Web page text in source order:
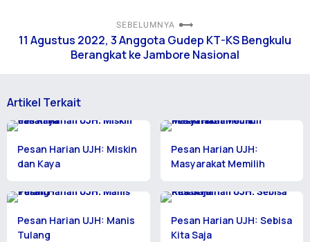
SEBELUMNYA
11 Agustus 2022, 3 Anggota Gudep KT-KS Bengkulu
Berangkat ke Jambore Nasional
Artikel Terkait
Pesan Harian UJH: Miskin
dan Kaya
Pesan Harian UJH:
Masyarakat Memilih
Pesan Harian UJH: Manis
Tulang
Pesan Harian UJH: Sebisa
Kita Saja